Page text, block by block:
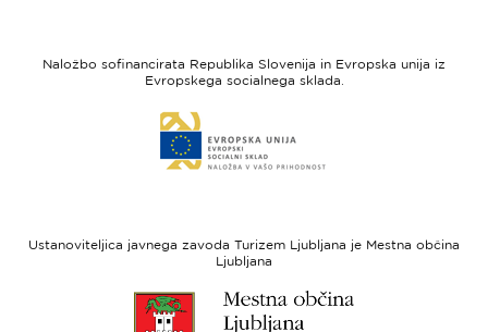
Slovenia
-
regionalni
Naložbo sofinancirata Republika Slovenija in Evropska unija iz
Evropskega socialnega sklada.
do
spletne
sklad
Ustanoviteljica javnega zavoda Turizem Ljubljana je Mestna občina
Ljubljana